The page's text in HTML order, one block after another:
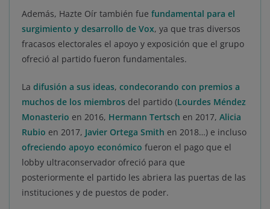
Además, Hazte Oír también fue fundamental para el
surgimiento y desarrollo de Vox, ya que tras diversos
fracasos electorales el apoyo y exposición que el grupo
ofreció al partido fueron fundamentales.
La difusión a sus ideas, condecorando con premios a
muchos de los miembros del partido (Lourdes Méndez
Monasterio en 2016, Hermann Tertsch en 2017, Alicia
Rubio en 2017, Javier Ortega Smith en 2018…) e incluso
ofreciendo apoyo económico fueron el pago que el
lobby ultraconservador ofreció para que
posteriormente el partido les abriera las puertas de las
instituciones y de puestos de poder.